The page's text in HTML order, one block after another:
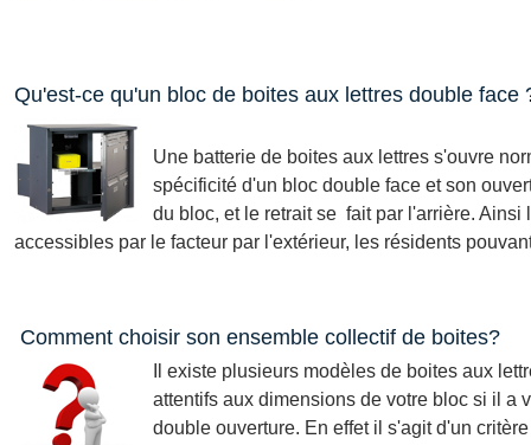
Qu'est-ce qu'un bloc de boites aux lettres double face
Une batterie de boites aux lettres s'ouvre
spécificité d'un bloc double face et son
du bloc, et le retrait se fait par l'arrière.
accessibles par le facteur par l'extérieur, les résidents
Comment choisir son ensemble collectif de boites?
Il existe plusieurs modèles de boites aux
attentifs aux dimensions de votre bloc si il a
double ouverture. En effet il s'agit d'un